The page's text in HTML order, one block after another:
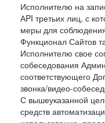
Исполнителю на
АPI третьих лиц, с
меры для
Функционал Сайтов
Исполнителю свое
собеседования
соответствующего
звонка/видео-
С вышеуказанной
средств